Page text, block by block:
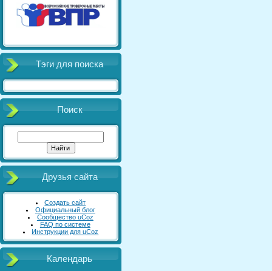
Тэги для поиска
Поиск
Друзья сайта
Создать сайт
Официальный блог
Сообщество uCoz
FAQ по системе
Инструкции для uCoz
Календарь